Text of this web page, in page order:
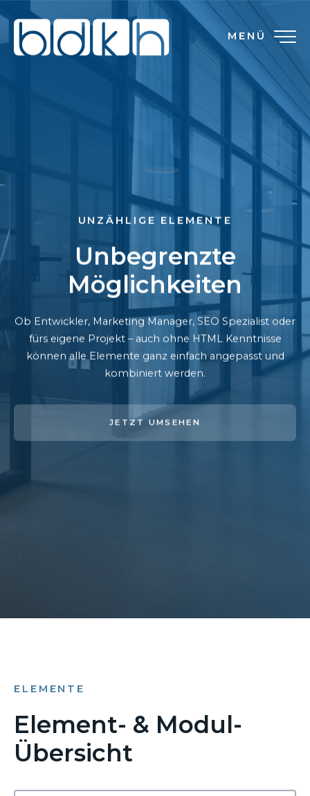
MENÜ
UNZÄHLIGE ELEMENTE
Unbegrenzte
Möglichkeiten
Ob Entwickler, Marketing Manager, SEO Spezialist oder
fürs eigene Projekt – auch ohne HTML Kenntnisse
können alle Elemente ganz einfach angepasst und
kombiniert werden.
JETZT UMSEHEN
ELEMENTE
Element- & Modul-
Übersicht